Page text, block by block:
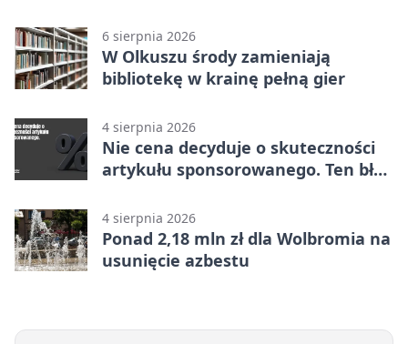
6 sierpnia 2026
W Olkuszu środy zamieniają
bibliotekę w krainę pełną gier
4 sierpnia 2026
Nie cena decyduje o skuteczności
artykułu sponsorowanego. Ten błąd
4 sierpnia 2026
Ponad 2,18 mln zł dla Wolbromia na
usunięcie azbestu